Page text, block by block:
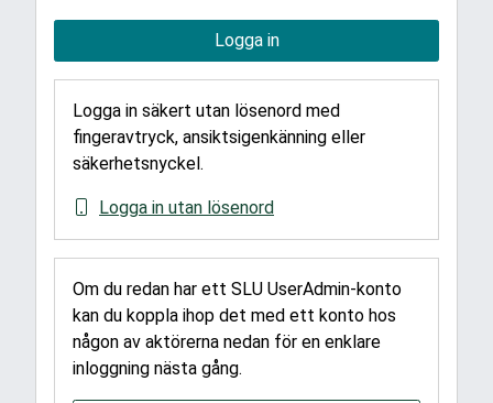
Logga in
Logga in säkert utan lösenord med
fingeravtryck, ansiktsigenkänning eller
säkerhetsnyckel.
Logga in utan lösenord
Om du redan har ett SLU UserAdmin-konto
kan du koppla ihop det med ett konto hos
någon av aktörerna nedan för en enklare
inloggning nästa gång.